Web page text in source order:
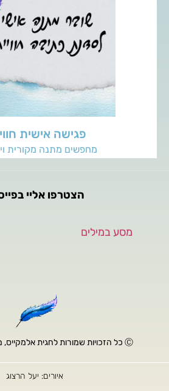
פגישה אישית
מחפשים מתנה מקורית
העניקו לאהובים שלכם מפגש כתיבה
מרחב לביטוי עצמי, חקירה פנימית
לפרטים נוספים
הצטרפו אליי
‏מסע במילים‏
Ⓒ כל הזכויות שמורות לחגית אלמקייס, מסע במילים - 2022
איורים: יעל הרצוג